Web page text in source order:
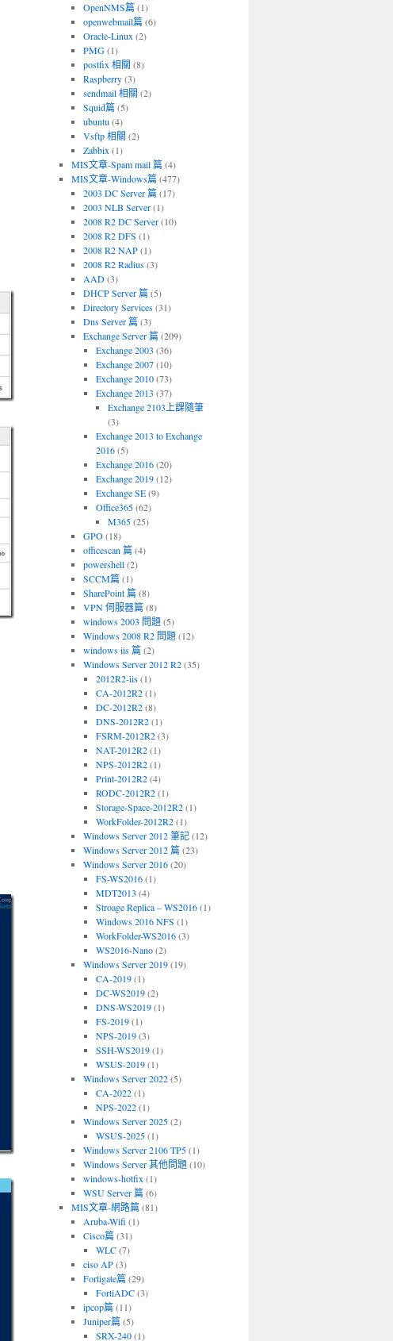
OpenNMS篇(1)
openwebmail篇(6)
Oracle-Linux (2)
PMG(1)
postfix 相關 (8)
Raspberry(3)
sendmail 相關 (2)
Squid篇(5)
ubuntu (4)
Vsftp 相關 (2)
Zabbix (1)
MIS文章-Spam mail 篇(4)
MIS文章-Windows篇(477)
2003 DC Server 篇(17)
2003 NLB Server(1)
2008 R2 DC Server(10)
2008 R2 DFS (1)
2008 R2 NAP(1)
2008 R2 Radius(3)
AAD(3)
DHCP Server 篇(5)
Directory Services(31)
Dns Server 篇(3)
Exchange Server 篇(209)
Exchange 2003 (36)
Exchange 2007(10)
Exchange 2010(73)
Exchange 2013 (37)
Exchange 2103上課隨筆
(3)
Exchange 2013 to Exchange
2016(5)
Exchange 2016(20)
Exchange 2019(12)
Exchange SE(9)
Office365(62)
M365(25)
GPO(18)
officescan 篇(4)
powershell(2)
SCCM篇(1)
SharePoint 篇(8)
VPN 伺服器篇(8)
windows 2003 問題(5)
Windows 2008 R2 問題(12)
windows iis 篇(2)
Windows Server 2012 R2(35)
2012R2-iis(1)
CA-2012R2(1)
DC-2012R2(8)
DNS-2012R2(1)
FSRM-2012R2(3)
NAT-2012R2(1)
NPS-2012R2(1)
Print-2012R2(4)
RODC-2012R2(1)
Storage-Space-2012R2(1)
WorkFolder-2012R2(1)
Windows Server 2012 筆記(12)
Windows Server 2012 篇(23)
Windows Server 2016(20)
FS-WS2016(1)
MDT2013 (4)
Stroage Replica – WS2016(1)
Windows 2016 NFS (1)
WorkFolder-WS2016(3)
WS2016-Nano(2)
Windows Server 2019(19)
CA-2019(1)
DC-WS2019(2)
DNS-WS2019(1)
FS-2019(1)
NPS-2019(3)
SSH-WS2019(1)
WSUS-2019(1)
Windows Server 2022(5)
CA-2022(1)
NPS-2022(1)
Windows Server 2025(2)
WSUS-2025(1)
Windows Server 2106 TP5(1)
Windows Server 其他問題(10)
windows-hotfix (1)
WSU Server 篇(6)
MIS文章-網路篇(81)
Aruba-Wifi (1)
Cisco篇(31)
WLC(7)
ciso AP(3)
Fortigate篇(29)
FortiADC(3)
ipcop篇(11)
Juniper篇(5)
SRX-240(1)